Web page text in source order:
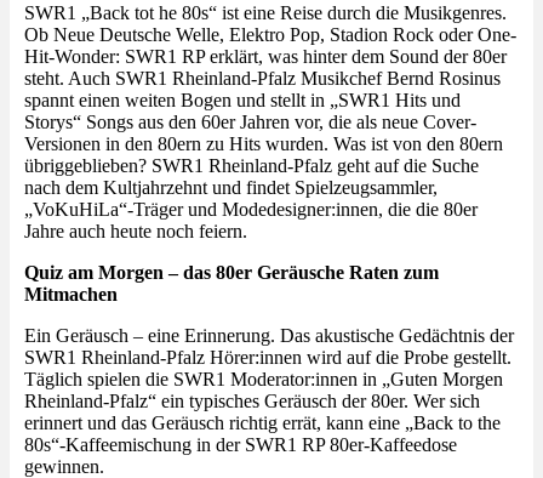
SWR1 „Back tot he 80s“ ist eine Reise durch die Musikgenres.
Ob Neue Deutsche Welle, Elektro Pop, Stadion Rock oder One-
Hit-Wonder: SWR1 RP erklärt, was hinter dem Sound der 80er
steht. Auch SWR1 Rheinland-Pfalz Musikchef Bernd Rosinus
spannt einen weiten Bogen und stellt in „SWR1 Hits und
Storys“ Songs aus den 60er Jahren vor, die als neue Cover-
Versionen in den 80ern zu Hits wurden. Was ist von den 80ern
übriggeblieben? SWR1 Rheinland-Pfalz geht auf die Suche
nach dem Kultjahrzehnt und findet Spielzeugsammler,
„VoKuHiLa“-Träger und Modedesigner:innen, die die 80er
Jahre auch heute noch feiern.
Quiz am Morgen – das 80er Geräusche Raten zum
Mitmachen
Ein Geräusch – eine Erinnerung. Das akustische Gedächtnis der
SWR1 Rheinland-Pfalz Hörer:innen wird auf die Probe gestellt.
Täglich spielen die SWR1 Moderator:innen in „Guten Morgen
Rheinland-Pfalz“ ein typisches Geräusch der 80er. Wer sich
erinnert und das Geräusch richtig errät, kann eine „Back to the
80s“-Kaffeemischung in der SWR1 RP 80er-Kaffeedose
gewinnen.